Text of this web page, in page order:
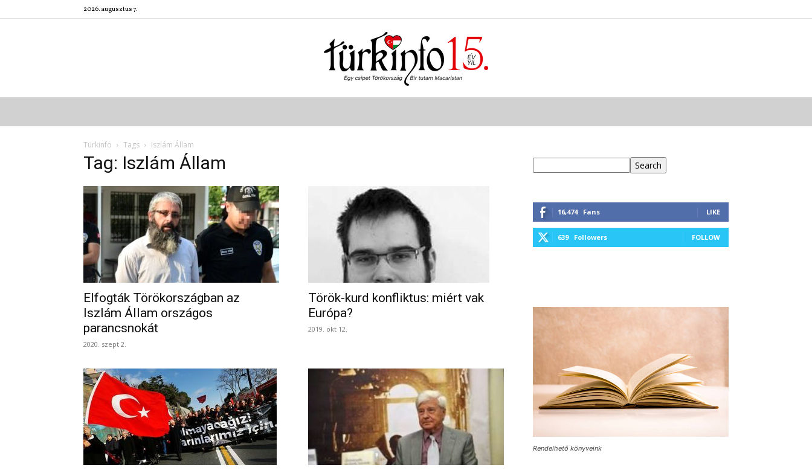
2026. augusztus 7.
Türkinfo
Türkinfo Tags Iszlám Állam
Tag: Iszlám Állam
Elfogták Törökországban az
Iszlám Állam országos
parancsnokát
2020. szept 2.
Török-kurd konfliktus: miért vak
Európa?
2019. okt 12.
Search
16,474 Fans LIKE
639 Followers FOLLOW
Rendelhető könyveink